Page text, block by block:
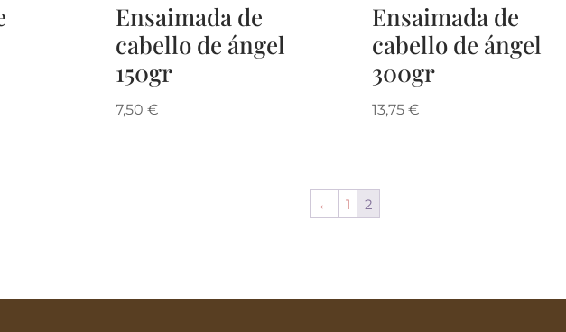
Ensaimada de
cabello de ángel
150gr
7,50 €
Ensaimada de
cabello de ángel
300gr
13,75 €
← 1 2